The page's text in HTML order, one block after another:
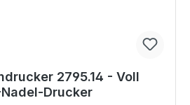
2795.14 - Voll
Drucker